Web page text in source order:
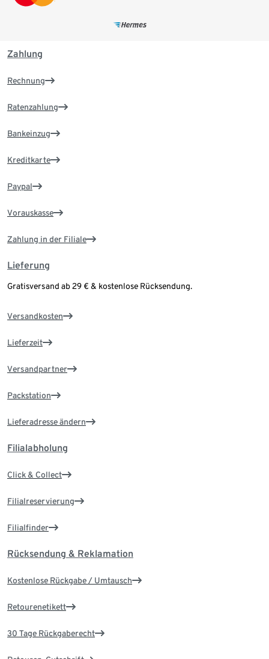
Zahlung
Rechnung
Ratenzahlung
Bankeinzug
Kreditkarte
Paypal
Vorauskasse
Zahlung in der Filiale
Lieferung
Gratisversand ab 29 € & kostenlose Rücksendung.
Versandkosten
Lieferzeit
Versandpartner
Packstation
Lieferadresse ändern
Filialabholung
Click & Collect
Filialreservierung
Filialfinder
Rücksendung & Reklamation
Kostenlose Rückgabe / Umtausch
Retourenetikett
30 Tage Rückgaberecht